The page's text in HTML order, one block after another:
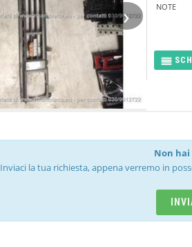
›
NOTE
Non
Inviaci la tua richiesta, appena verremo in